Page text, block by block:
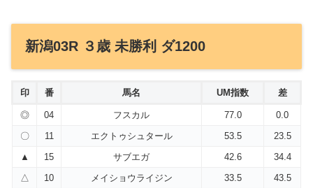
新潟03R ３歳 未勝利 ダ1200
印 番 馬名 UM指数 差
◎ 04 フスカル 77.0
0.0
〇
11 エクトゥシュタール 53.5
23.5
▲
15 サブエガ 42.6
34.4
△
10 メイショウライジン 33.5
43.5